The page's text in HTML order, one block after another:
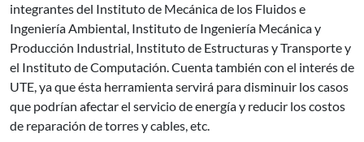
integrantes del Instituto de Mecánica de los Fluidos e
Ingeniería Ambiental, Instituto de Ingeniería Mecánica y
Producción Industrial, Instituto de Estructuras y Transporte y
el Instituto de Computación. Cuenta también con el interés de
UTE, ya que ésta herramienta servirá para disminuir los casos
que podrían afectar el servicio de energía y reducir los costos
de reparación de torres y cables, etc.